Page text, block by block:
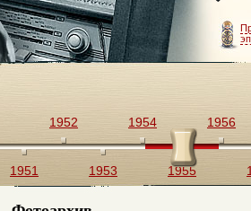
1951
1952
1953
1954
1955
1956